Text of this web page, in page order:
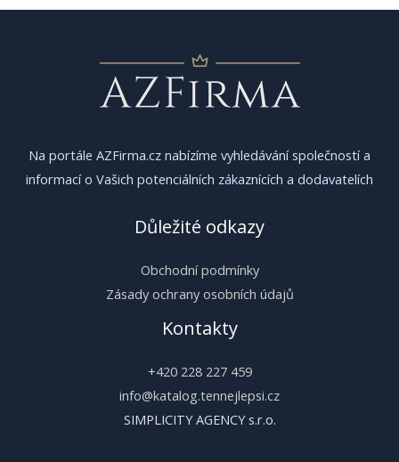
Na portále AZFirma.cz nabízíme vyhledávání společností a
informací o Vašich potenciálních zákaznících a dodavatelích
Důležité odkazy
Obchodní podmínky
Zásady ochrany osobních údajů
Kontakty
+420 228 227 459
info@katalog.tennejlepsi.cz
SIMPLICITY AGENCY s.r.o.